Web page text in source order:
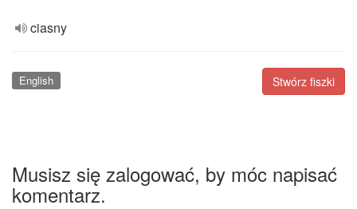
ciasny
Stwórz fiszki
English
Musisz się zalogować, by móc napisać
komentarz.